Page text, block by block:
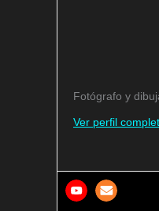
Fotógrafo y
Ver perfil